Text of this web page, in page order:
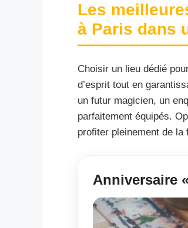
Les
à Paris dans
Choisir un lieu dédié
d’esprit tout en
un futur magicien, un
parfaitement équipés.
profiter pleinement de
Anniversaire